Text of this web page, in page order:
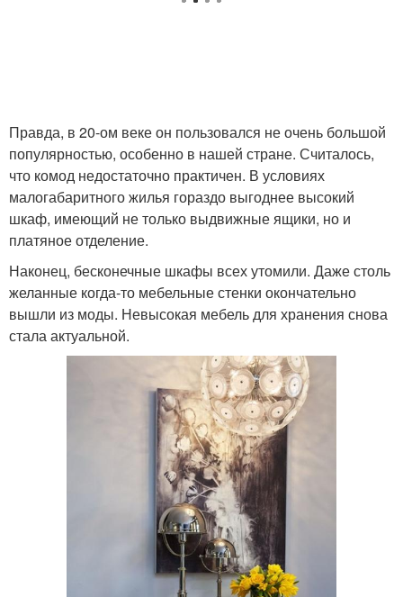
Правда, в 20-ом веке он пользовался не очень большой
популярностью, особенно в нашей стране. Считалось,
что комод недостаточно практичен. В условиях
малогабаритного жилья гораздо выгоднее высокий
шкаф, имеющий не только выдвижные ящики, но и
платяное отделение.
Наконец, бесконечные шкафы всех утомили. Даже столь
желанные когда-то мебельные стенки окончательно
вышли из моды. Невысокая мебель для хранения снова
стала актуальной.